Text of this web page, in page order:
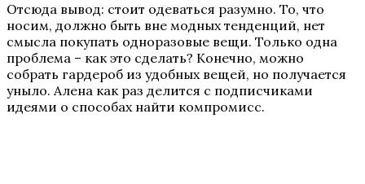
Отсюда вывод: стоит одеваться разумно. То, что
носим, должно быть вне модных тенденций, нет
смысла покупать одноразовые вещи. Только одна
проблема – как это сделать? Конечно, можно
собрать гардероб из удобных вещей, но получается
уныло. Алена как раз делится с подписчиками
идеями о способах найти компромисс.